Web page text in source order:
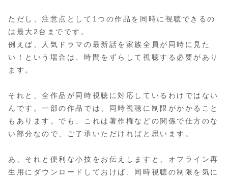
ただし、注意点として1つの作品を同時に視聴できるの
は最大2台までです。
例えば、人気ドラマの最新話を家族全員が同時に見た
い！という場合は、時間をずらして視聴する必要があり
ます。
それと、全作品が同時視聴に対応しているわけではない
んです。一部の作品では、同時視聴に制限がかかること
もあります。でも、これは著作権などの関係で仕方のな
い部分なので、ご了承いただければと思います。
あ、それと便利な小技をお伝えしますと、オフライン再
生用にダウンロードしておけば、同時視聴の制限を気に